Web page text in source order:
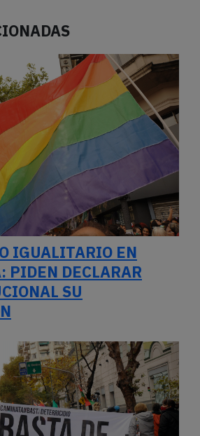
IGUALITARIO EN
PIDEN DECLARAR
SU